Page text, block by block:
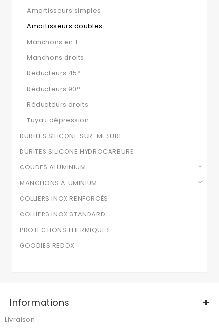
Amortisseurs simples
Amortisseurs doubles
Manchons en T
Manchons droits
Réducteurs 45°
Réducteurs 90°
Réducteurs droits
Tuyau dépression
DURITES SILICONE SUR-MESURE
DURITES SILICONE HYDROCARBURE
COUDES ALUMINIUM
MANCHONS ALUMINIUM
COLLIERS INOX RENFORCÉS
COLLIERS INOX STANDARD
PROTECTIONS THERMIQUES
GOODIES REDOX
Informations
Livraison